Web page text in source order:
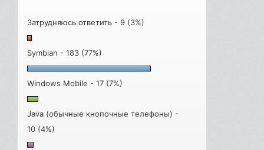
Затрудняюсь ответить - 9 (3%)
Symbian - 183 (77%)
Windows Mobile - 17 (7%)
Java (обычные кнопочные телефоны) -
10 (4%)